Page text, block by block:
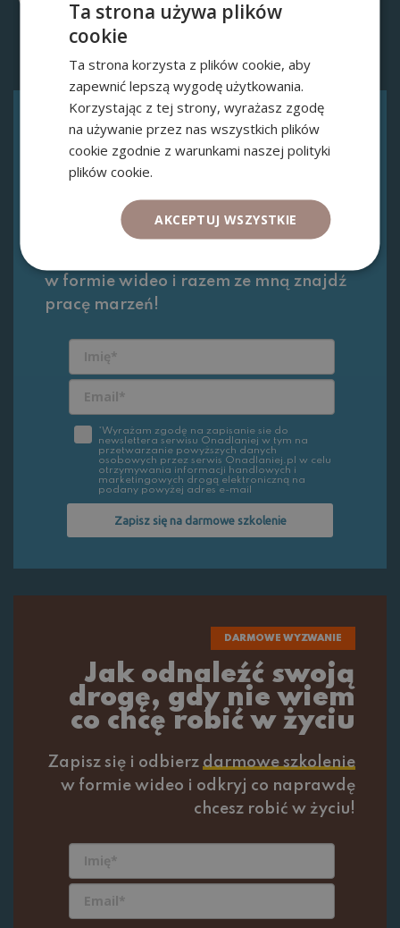
DARMOWE WYZWANIE
Jak uniknąć
najczęstszych błędów
w zmianie pracy
w formie wideo i razem ze mną znajdź
pracę marzeń!
*Wyrażam zgodę na zapisanie sie do
newslettera serwisu Onadlaniej w tym na
przetwarzanie powyższych danych
osobowych przez serwis Onadlaniej.pl w celu
otrzymywania informacji handlowych i
marketingowych drogą elektroniczną na
podany powyżej adres e-mail
Zapisz się na darmowe szkolenie
DARMOWE WYZWANIE
Jak odnaleźć swoją
drogę, gdy nie wiem
co chcę robić w życiu
Zapisz się i odbierz darmowe szkolenie
w formie wideo i odkryj co naprawdę
chcesz robić w życiu!
Ta strona używa plików
cookie
Ta strona korzysta z plików cookie, aby
zapewnić lepszą wygodę użytkowania.
Korzystając z tej strony, wyrażasz zgodę
na używanie przez nas wszystkich plików
cookie zgodnie z warunkami naszej polityki
plików cookie.
AKCEPTUJ WSZYSTKIE